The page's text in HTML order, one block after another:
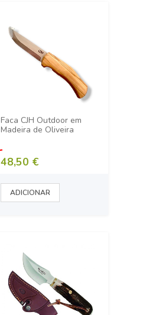
Faca CJH Outdoor em
Madeira de Oliveira
48,50 €